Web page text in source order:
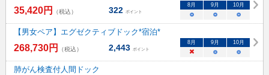
35,420円 （税込） 322 ポイント
8月 9月 10月
○ ○ ○
【男女ペア】エグゼクティブドック*宿泊*
268,730円 （税込） 2,443 ポイント
8月 9月 10月
× ○ ○
肺がん検査付人間ドック